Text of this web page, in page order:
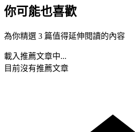
你可能也喜歡
為你精選 3 篇值得延伸閱讀的內容
載入推薦文章中...
目前沒有推薦文章